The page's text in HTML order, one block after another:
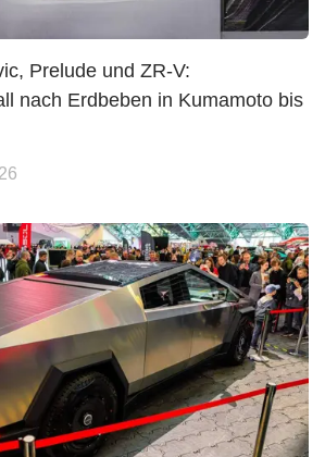
Prelude und ZR-V:
nach Erdbeben in Kumamoto bis